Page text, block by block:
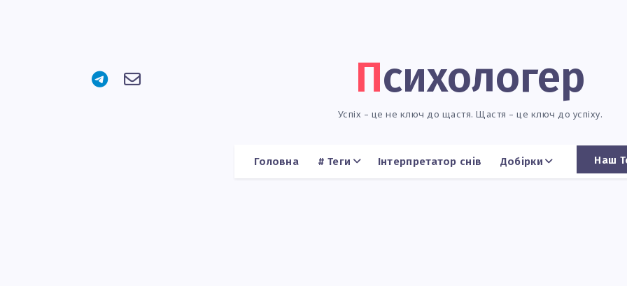
Психологер
Успіх – це не ключ до щастя. Щастя – це ключ до успіху.
Головна # Теги Інтерпретатор снів Добірки Наш